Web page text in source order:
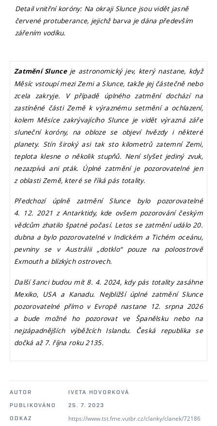
Detail vnitřní koróny: Na okraji Slunce jsou vidět jasně
červené protuberance, jejichž barva je dána především
zářením vodíku.
Zatmění Slunceje astronomický jev, který nastane, když
Měsíc vstoupí mezi Zemi a Slunce, takže jej částečně nebo
zcela zakryje. V případě úplného zatmění dochází na
zastíněné části Země k výraznému setmění a ochlazení,
kolem Měsíce zakrývajícího Slunce je vidět výrazná záře
sluneční koróny, na obloze se objeví hvězdy i některé
planety. Stín široký asi tak sto kilometrů zatemní Zemi,
teplota klesne o několik stupňů. Není slyšet jediný zvuk,
nezazpívá ani pták. Úplné zatmění je pozorovatelné jen
z oblasti Země, které se říká pás totality.
Předchozí úplně zatmění Slunce bylo pozorovatelné
4. 12. 2021 z Antarktidy, kde ovšem pozorování českým
vědcům zhatilo špatné počasí. Letos se zatmění událo 20.
dubna a bylo pozorovatelné v Indickém a Tichém oceánu,
pevniny se v Austrálii „dotklo“ pouze na poloostrově
Exmouth a blízkých ostrovech.
Další šanci budou mít 8. 4. 2024, kdy pás totality zasáhne
Mexiko, USA a Kanadu. Nejbližší úplné zatmění Slunce
pozorovatelné přímo v Evropě nastane 12. srpna 2026
a bude možné ho pozorovat ve Španělsku nebo na
nejzápadnějších výběžcích Islandu. Česká republika se
dočká až 7. října roku 2135.
AUTOR
IVETA HOVORKOVÁ
PUBLIKOVÁNO
25. 7. 2023
ODKAZ
https://www.tst.fme.vutbr.cz/clanky/clanek/72186